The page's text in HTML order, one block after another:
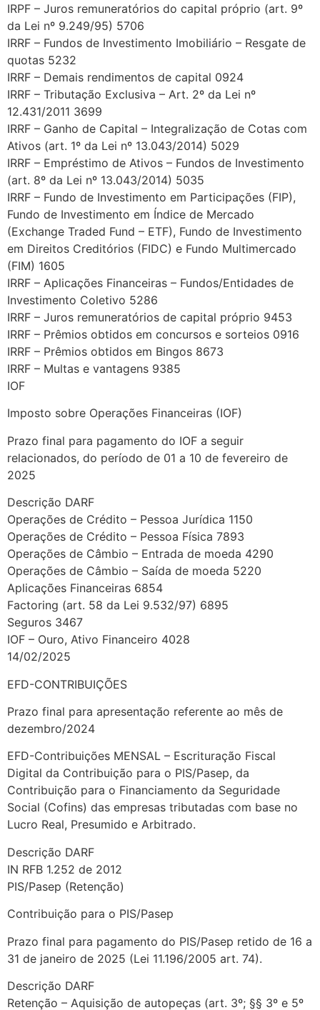
IRPF – Juros remuneratórios do capital próprio (art. 9º
da Lei nº 9.249/95) 5706
IRRF – Fundos de Investimento Imobiliário – Resgate de
quotas 5232
IRRF – Demais rendimentos de capital 0924
IRRF – Tributação Exclusiva – Art. 2º da Lei nº
12.431/2011 3699
IRRF – Ganho de Capital – Integralização de Cotas com
Ativos (art. 1º da Lei nº 13.043/2014) 5029
IRRF – Empréstimo de Ativos – Fundos de Investimento
(art. 8º da Lei nº 13.043/2014) 5035
IRRF – Fundo de Investimento em Participações (FIP),
Fundo de Investimento em Índice de Mercado
(Exchange Traded Fund – ETF), Fundo de Investimento
em Direitos Creditórios (FIDC) e Fundo Multimercado
(FIM) 1605
IRRF – Aplicações Financeiras – Fundos/Entidades de
Investimento Coletivo 5286
IRRF – Juros remuneratórios de capital próprio 9453
IRRF – Prêmios obtidos em concursos e sorteios 0916
IRRF – Prêmios obtidos em Bingos 8673
IRRF – Multas e vantagens 9385
IOF
Imposto sobre Operações Financeiras (IOF)
Prazo final para pagamento do IOF a seguir
relacionados, do período de 01 a 10 de fevereiro de
2025
Descrição DARF
Operações de Crédito – Pessoa Jurídica 1150
Operações de Crédito – Pessoa Física 7893
Operações de Câmbio – Entrada de moeda 4290
Operações de Câmbio – Saída de moeda 5220
Aplicações Financeiras 6854
Factoring (art. 58 da Lei 9.532/97) 6895
Seguros 3467
IOF – Ouro, Ativo Financeiro 4028
14/02/2025
EFD-CONTRIBUIÇÕES
Prazo final para apresentação referente ao mês de
dezembro/2024
EFD-Contribuições MENSAL – Escrituração Fiscal
Digital da Contribuição para o PIS/Pasep, da
Contribuição para o Financiamento da Seguridade
Social (Cofins) das empresas tributadas com base no
Lucro Real, Presumido e Arbitrado.
Descrição DARF
IN RFB 1.252 de 2012
PIS/Pasep (Retenção)
Contribuição para o PIS/Pasep
Prazo final para pagamento do PIS/Pasep retido de 16 a
31 de janeiro de 2025 (Lei 11.196/2005 art. 74).
Descrição DARF
Retenção – Aquisição de autopeças (art. 3º; §§ 3º e 5º